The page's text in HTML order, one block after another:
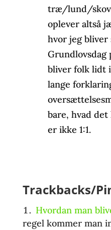
træ/lund/
oplever altså
hvor jeg bliver
Grundlovsdag
bliver folk lidt
lange
bare, hvad det
er ikke 1:1.
Trackbacks/
Hvordan man
regel kommer man